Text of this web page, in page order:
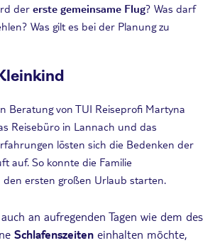
der erste gemeinsame Flug? Was darf
Was gilt es bei der Planung zu
Beratung von TUI Reiseprofi Martyna
Reisebüro in Lannach und das
lösten sich die Bedenken der
auf. So konnte die Familie
ersten großen Urlaub starten.
auch an aufregenden Tagen wie dem des
Schlafenszeiten einhalten möchte,